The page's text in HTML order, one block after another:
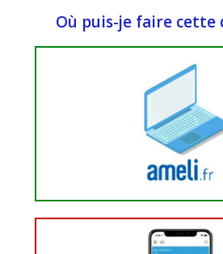
Où puis-je faire cette